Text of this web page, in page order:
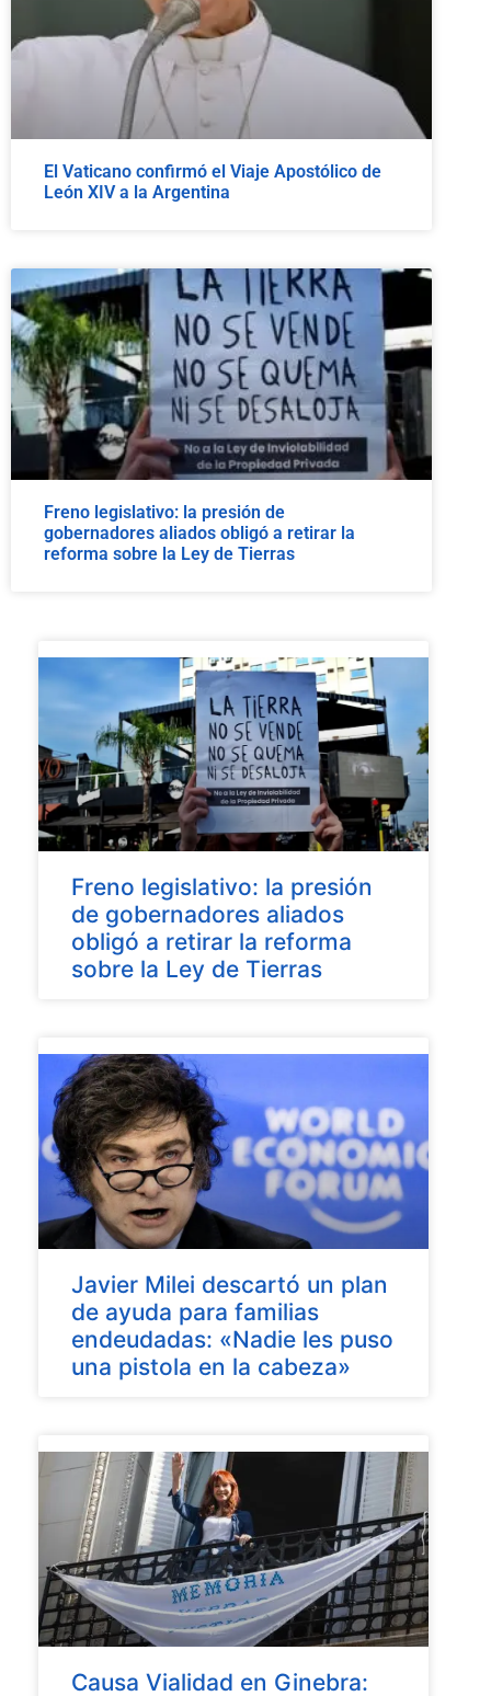
El Vaticano confirmó el Viaje Apostólico de
León XIV a la Argentina
Freno legislativo: la presión de
gobernadores aliados obligó a retirar la
reforma sobre la Ley de Tierras
Freno legislativo: la presión
de gobernadores aliados
obligó a retirar la reforma
sobre la Ley de Tierras
Javier Milei descartó un plan
de ayuda para familias
endeudadas: «Nadie les puso
una pistola en la cabeza»
Causa Vialidad en Ginebra: